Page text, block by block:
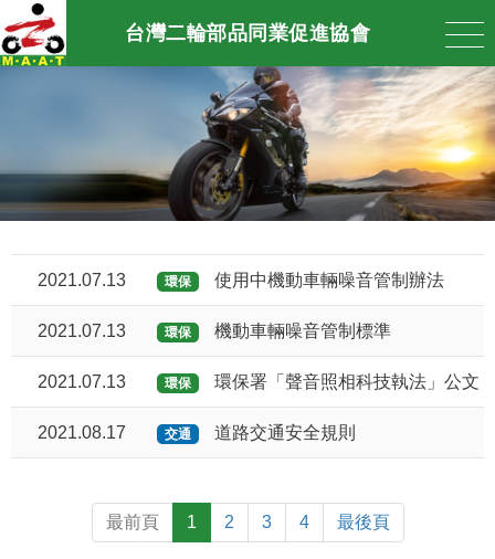
台灣二輪部品同業促進協會
2021.07.13 環保 使用中機動車輛噪音管制辦法
2021.07.13 環保 機動車輛噪音管制標準
2021.07.13 環保 環保署「聲音照相科技執法」公文
2021.08.17 交通 道路交通安全規則
最前頁 1 2 3 4 最後頁